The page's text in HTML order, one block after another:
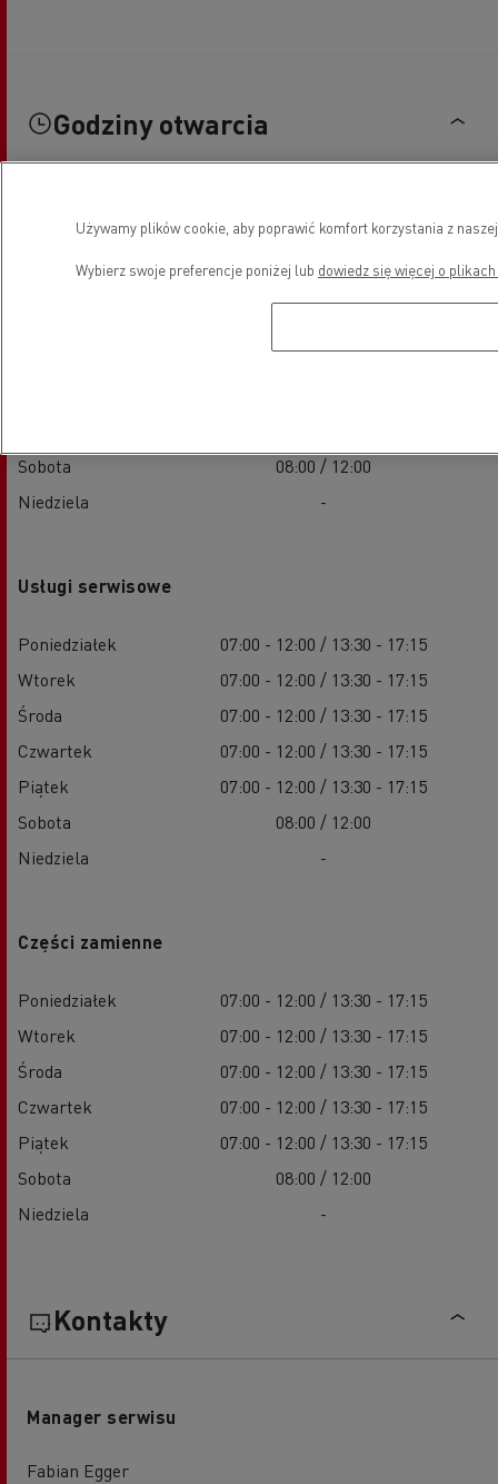
Godziny otwarcia
Sprzedaż pojazdów nowych
07:00 - 12:00 / 13:30 - 17:15
Sobota
08:00 / 12:00
Niedziela
-
Usługi serwisowe
Poniedziałek
07:00 - 12:00 / 13:30 - 17:15
Wtorek
07:00 - 12:00 / 13:30 - 17:15
Środa
07:00 - 12:00 / 13:30 - 17:15
Czwartek
07:00 - 12:00 / 13:30 - 17:15
Piątek
07:00 - 12:00 / 13:30 - 17:15
Sobota
08:00 / 12:00
Niedziela
-
Części zamienne
Poniedziałek
07:00 - 12:00 / 13:30 - 17:15
Wtorek
07:00 - 12:00 / 13:30 - 17:15
Środa
07:00 - 12:00 / 13:30 - 17:15
Czwartek
07:00 - 12:00 / 13:30 - 17:15
Piątek
07:00 - 12:00 / 13:30 - 17:15
Sobota
08:00 / 12:00
Niedziela
-
Kontakty
Manager serwisu
Fabian Egger
Używamy plików cookie, aby poprawić komfort korzystania z
Wybierz swoje preferencje poniżej lub dowiedz się więcej o